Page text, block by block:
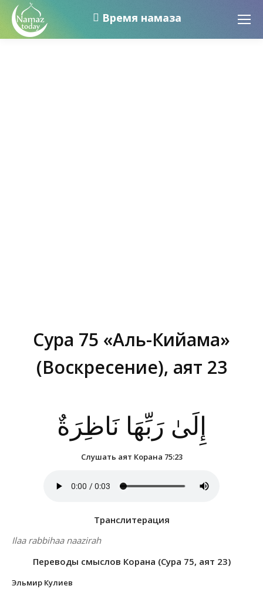
Время намаза
Сура 75 «Аль-Кийама»
(Воскресение), аят 23
إِلَىٰ رَبِّهَا نَاظِرَةٌ
Слушать аят Корана 75:23
Транслитерация
Ilaa rabbihaa naazirah
Переводы смыслов Корана (Сура 75, аят 23)
Эльмир Кулиев